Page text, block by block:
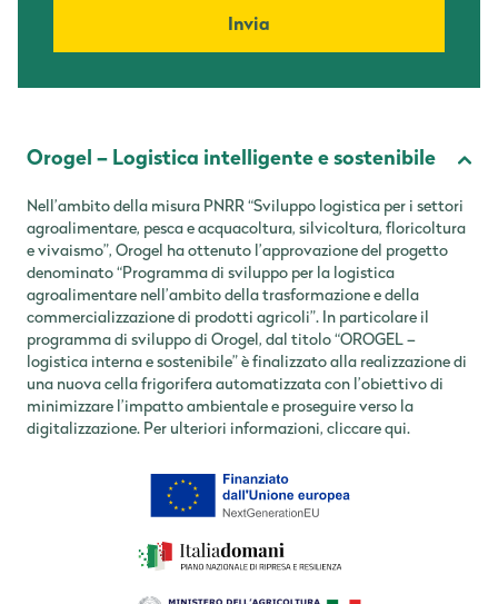
Invia
Orogel – Logistica intelligente e sostenibile
Nell’ambito della misura PNRR “Sviluppo logistica per i settori
agroalimentare, pesca e acquacoltura, silvicoltura, floricoltura
e vivaismo”, Orogel ha ottenuto l’approvazione del progetto
denominato “Programma di sviluppo per la logistica
agroalimentare nell’ambito della trasformazione e della
commercializzazione di prodotti agricoli”. In particolare il
programma di sviluppo di Orogel, dal titolo “OROGEL –
logistica interna e sostenibile” è finalizzato alla realizzazione di
una nuova cella frigorifera automatizzata con l’obiettivo di
minimizzare l’impatto ambientale e proseguire verso la
digitalizzazione. Per ulteriori informazioni, cliccare qui.